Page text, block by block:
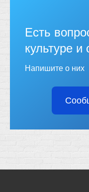
Есть
культуре и
Напишите о них